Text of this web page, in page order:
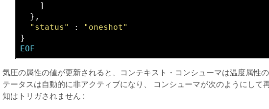
    ]
  },
"status"
: "oneshot"
EOF
気圧の属性の値が更新されると、コンテキスト・コンシューマは温度属性
テータスは自動的に非アクティブになり、 コンシューマが次のようにし
知はトリガされません :